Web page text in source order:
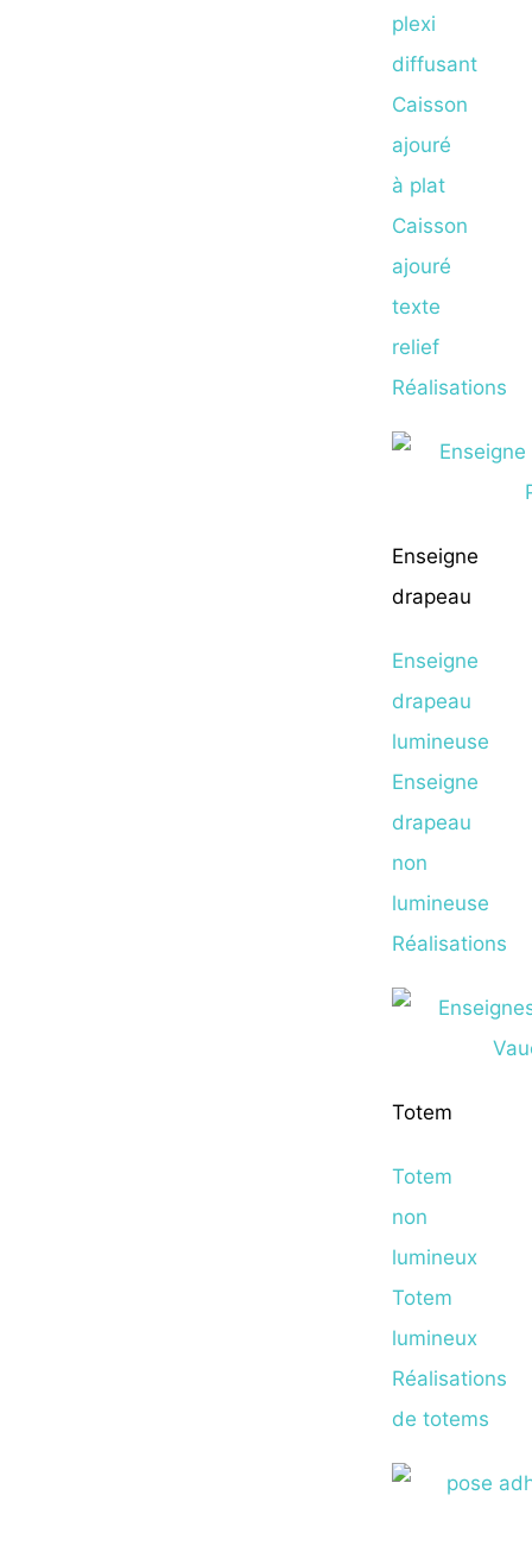
plexi
diffusant
Caisson
ajouré
à plat
Caisson
ajouré
texte
relief
Réalisations
Enseigne
drapeau
Enseigne
drapeau
lumineuse
Enseigne
drapeau
non
lumineuse
Réalisations
Totem
Totem
non
lumineux
Totem
lumineux
Réalisations
de totems